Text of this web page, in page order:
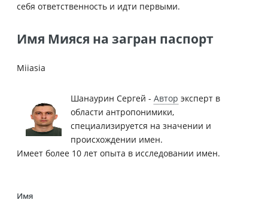
себя ответственность и идти первыми.
Имя Мияся на загран паспорт
Miiasia
Шанаурин Сергей - Автор эксперт в
области антропонимики,
специализируется на значении и
происхождении имен.
Имеет более 10 лет опыта в исследовании имен.
Имя